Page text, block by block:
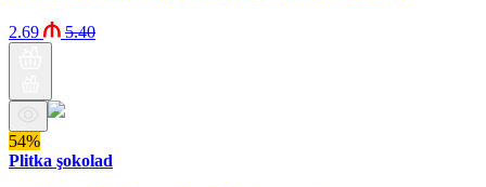
2.69 5.40
54%
Plitka şokolad